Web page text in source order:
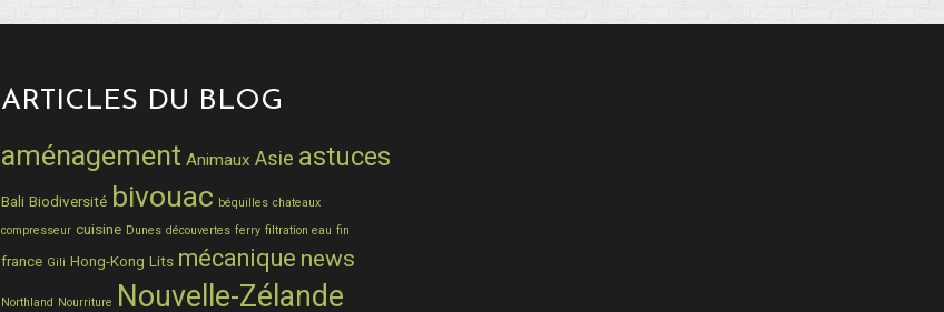
ARTICLES DU BLOG
aménagement Animaux Asie astuces
Bali Biodiversité bivouac béquilles chateaux
compresseur cuisine Dunes découvertes ferry filtration eau fin
france Gili Hong-Kong Lits mécanique news
Northland Nourriture Nouvelle-Zélande